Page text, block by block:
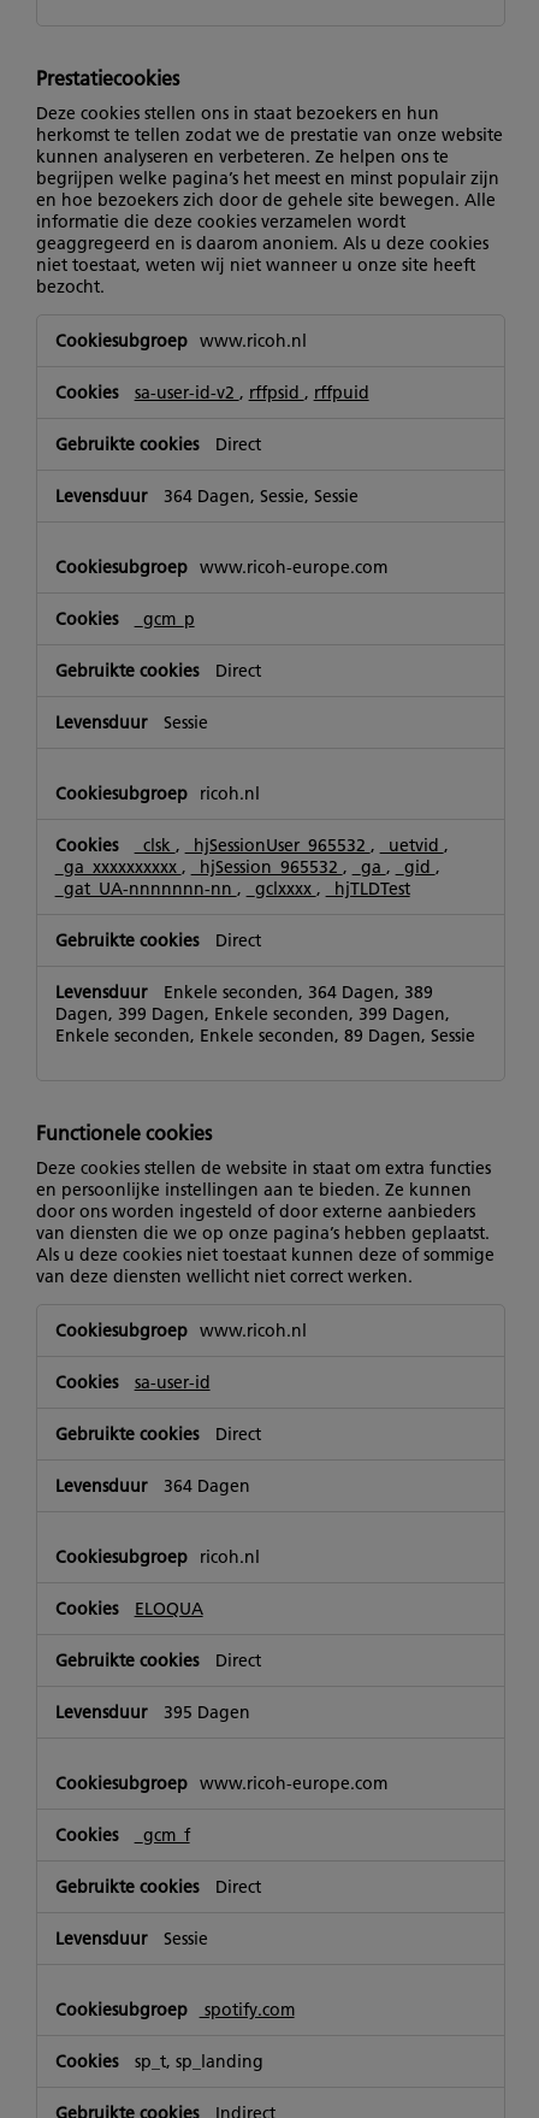
Prestatiecookies
Deze cookies stellen ons in staat bezoekers en hun
herkomst te tellen zodat we de prestatie van onze website
kunnen analyseren en verbeteren. Ze helpen ons te
begrijpen welke pagina’s het meest en minst populair zijn
en hoe bezoekers zich door de gehele site bewegen. Alle
informatie die deze cookies verzamelen wordt
geaggregeerd en is daarom anoniem. Als u deze cookies
niet toestaat, weten wij niet wanneer u onze site heeft
bezocht.
Prestatiecookieswww.ricoh.nl
sa-user-id-v2 , rffpsid , rffpuid
Direct
364 Dagen, Sessie, Sessie
www.ricoh-europe.com
_gcm_p
Direct
Sessie
ricoh.nl
_clsk , _hjSessionUser_965532 , _uetvid ,
_ga_xxxxxxxxxx , _hjSession_965532 , _ga , _gid ,
_gat_UA-nnnnnnn-nn , _gclxxxx , _hjTLDTest
Direct
Enkele seconden, 364 Dagen, 389
Dagen, 399 Dagen, Enkele seconden, 399 Dagen,
Enkele seconden, Enkele seconden, 89 Dagen, Sessie
Functionele cookies
Deze cookies stellen de website in staat om extra functies
en persoonlijke instellingen aan te bieden. Ze kunnen
door ons worden ingesteld of door externe aanbieders
van diensten die we op onze pagina’s hebben geplaatst.
Als u deze cookies niet toestaat kunnen deze of sommige
van deze diensten wellicht niet correct werken.
Functionele
www.ricoh.nl
sa-user-id
Direct
364 Dagen
ricoh.nl
ELOQUA
Direct
395 Dagen
www.ricoh-europe.com
_gcm_f
Direct
Sessie
spotify.com
sp_t, sp_landing
Indirect